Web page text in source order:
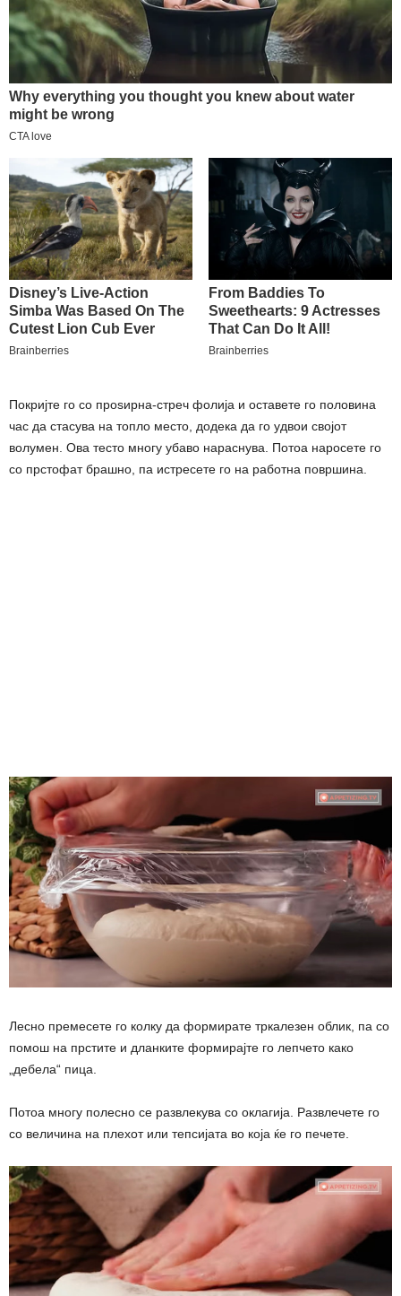
Покријте го со проѕирна-стреч фолија и оставете го половина
час да стасува на топло место, додека да го удвои својот
волумен. Ова тесто многу убаво нараснува. Потоа наросете го
со прстофат брашно, па истресете го на работна површина.
Лесно премесете го колку да формирате тркалезен облик, па со
помош на прстите и дланките формирајте го лепчето како
„дебела“ пица.
Потоа многу полесно се развлекува со оклагија. Развлечете го
со величина на плехот или тепсијата во која ќе го печете.